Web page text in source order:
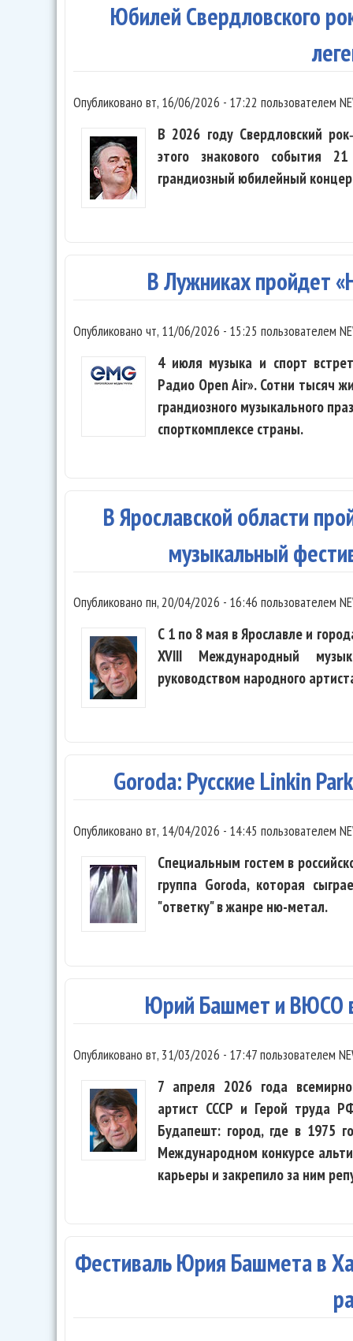
Юбилей Свердловского
Опубликовано вт, 16/06/2026 - 17:22 пользователем
В 2026 году Свердловский
этого знакового события
грандиозный юбилейный
В Лужниках пройдет
Опубликовано чт, 11/06/2026 - 15:25 пользователем
4 июля музыка и спорт
Радио Open Air». Сотни тысяч
грандиозного музыкального
спорткомплексе страны.
В Ярославской области
музыкальный
Опубликовано пн, 20/04/2026 - 16:46 пользователем
С 1 по 8 мая в Ярославле и
XVIII Международный
руководством народного
Goroda: Русские Linkin
Опубликовано вт, 14/04/2026 - 14:45 пользователем
Специальным гостем в
группа Goroda, которая
"ответку" в жанре ню-метал.
Юрий Башмет и ВЮСО
Опубликовано вт, 31/03/2026 - 17:47пользователем
7 апреля 2026 года
артист СССР и Герой труда
Будапешт: город, где в 1975
Международном конкурсе
карьеры и закрепило за ним
Фестиваль Юрия Башмета в